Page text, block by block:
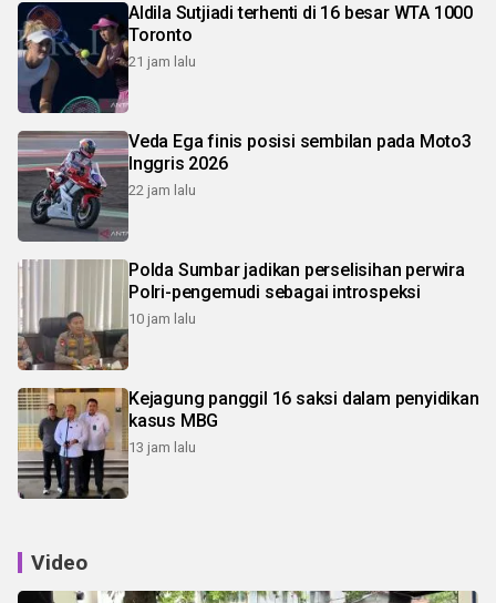
Aldila Sutjiadi terhenti di 16 besar WTA 1000
Toronto
21 jam lalu
Veda Ega finis posisi sembilan pada Moto3
Inggris 2026
22 jam lalu
Polda Sumbar jadikan perselisihan perwira
Polri-pengemudi sebagai introspeksi
10 jam lalu
Kejagung panggil 16 saksi dalam penyidikan
kasus MBG
13 jam lalu
Video